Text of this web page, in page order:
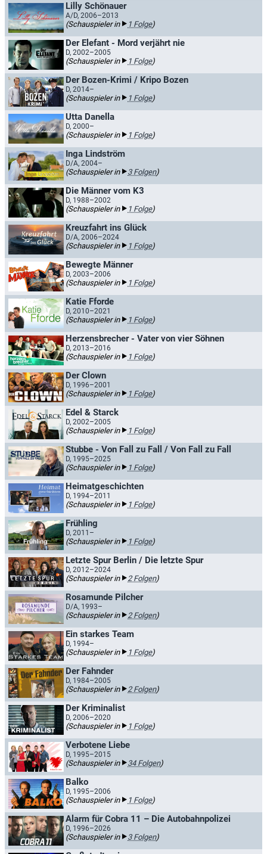
Lilly Schönauer
A/D, 2006–2013
(Schauspieler in 1 Folge)
Der Elefant - Mord verjährt nie
D, 2002–2005
(Schauspieler in 1 Folge)
Der Bozen-Krimi / Kripo Bozen
D, 2014–
(Schauspieler in 1 Folge)
Utta Danella
D, 2000–
(Schauspieler in 1 Folge)
Inga Lindström
D/A, 2004–
(Schauspieler in 3 Folgen)
Die Männer vom K3
D, 1988–2002
(Schauspieler in 1 Folge)
Kreuzfahrt ins Glück
D/A, 2006–2024
(Schauspieler in 1 Folge)
Bewegte Männer
D, 2003–2006
(Schauspieler in 1 Folge)
Katie Fforde
D, 2010–2021
(Schauspieler in 1 Folge)
Herzensbrecher - Vater von vier Söhnen
D, 2013–2016
(Schauspieler in 1 Folge)
Der Clown
D, 1996–2001
(Schauspieler in 1 Folge)
Edel & Starck
D, 2002–2005
(Schauspieler in 1 Folge)
Stubbe - Von Fall zu Fall / Von Fall zu Fall
D, 1995–2025
(Schauspieler in 1 Folge)
Heimatgeschichten
D, 1994–2011
(Schauspieler in 1 Folge)
Frühling
D, 2011–
(Schauspieler in 1 Folge)
Letzte Spur Berlin / Die letzte Spur
D, 2012–2024
(Schauspieler in 2 Folgen)
Rosamunde Pilcher
D/A, 1993–
(Schauspieler in 2 Folgen)
Ein starkes Team
D, 1994–
(Schauspieler in 1 Folge)
Der Fahnder
D, 1984–2005
(Schauspieler in 2 Folgen)
Der Kriminalist
D, 2006–2020
(Schauspieler in 1 Folge)
Verbotene Liebe
D, 1995–2015
(Schauspieler in 34 Folgen)
Balko
D, 1995–2006
(Schauspieler in 1 Folge)
Alarm für Cobra 11 – Die Autobahnpolizei
D, 1996–2026
(Schauspieler in 3 Folgen)